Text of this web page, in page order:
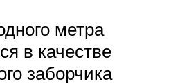
метра
в качестве
заборчика